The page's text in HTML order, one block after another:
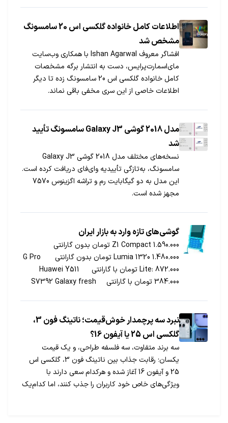
اطلاعات کامل خانواده گلکسی اس 20 سامسونگ
مشخص شد
افشاگر معروف Ishan Agarwal با همکاری وب‌سایت
مای‌اسمارت‌پرایس، دست به انتشار برگه مشخصات
کامل خانواده گلکسی اس 20 سامسونگ زده تا دیگر
اطلاعات خاصی از این سری مخفی باقی نماند.
مدل 2018 گوشی Galaxy J3 سامسونگ تأیید
شد
نسخه‎‌های مختلف مدل 2018 گوشی Galaxy J3
سامسونگ، به‌تازگی تأییدیه وای‌فای دریافت کرده است.
این مدل به دو گیگابایت رم و تراشه اگزینوس 7570
مجهز شده است.
گوشی‌های تازه وارد به بازار ایران
Z1 Compact 1.590.000 تومان بدون گارانتی
Lumia 1320 1.480.000 تومان بدون گارانتی G Pro
Lite: 872.000 تومان با گارانتی Huawei Y511
384.000 تومان با گارانتی S7392 Galaxy fresh
نبرد سه پرچمدار خوش‌قیمت؛ ناتینگ فون 3،
گلکسی اس 25 یا آیفون 16؟
سه برند متفاوت، سه فلسفه طراحی، و یک قیمت
یکسان؛ رقابت جذاب بین ناتینگ فون 3، گلکسی اس
25 و آیفون 16 آغاز شده و هرکدام سعی دارند با
ویژگی‌های خاص خود کاربران را جذب کنند، اما کدام‌یک